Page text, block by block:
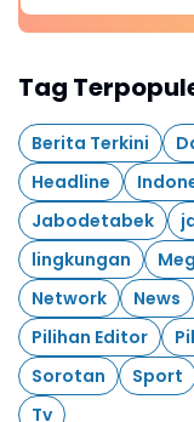
Tag
Berita Terkini
Headline
Jabodetabek
lingkungan
Network
News
Pilihan Editor
Sorotan
Sport
Tv